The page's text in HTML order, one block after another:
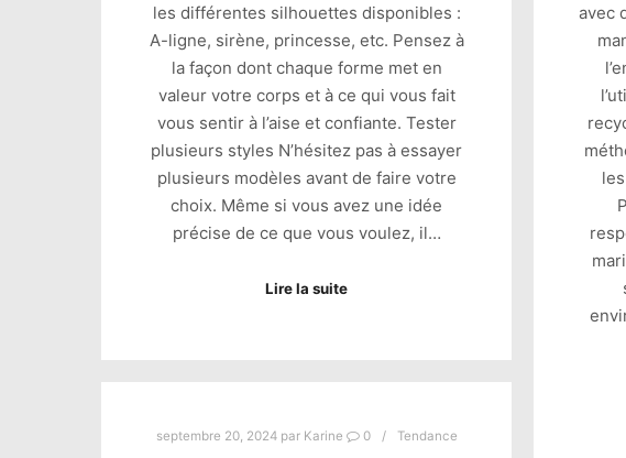
les différentes silhouettes disponibles :
A-ligne, sirène, princesse, etc. Pensez à
la façon dont chaque forme met en
valeur votre corps et à ce qui vous fait
vous sentir à l’aise et confiante. Tester
plusieurs styles N’hésitez pas à essayer
plusieurs modèles avant de faire votre
choix. Même si vous avez une idée
précise de ce que vous voulez, il…
Lire la suite
avec
septembre 20, 2024par Karine 0 Tendance